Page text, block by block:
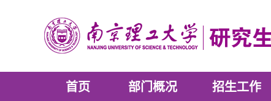
首页 部门概况 招生工作